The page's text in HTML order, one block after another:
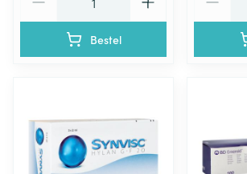
Bestel